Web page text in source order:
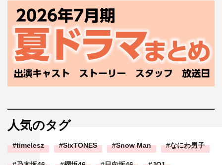
人気のタグ
timelesz SixTONES Snow Man なにわ男子